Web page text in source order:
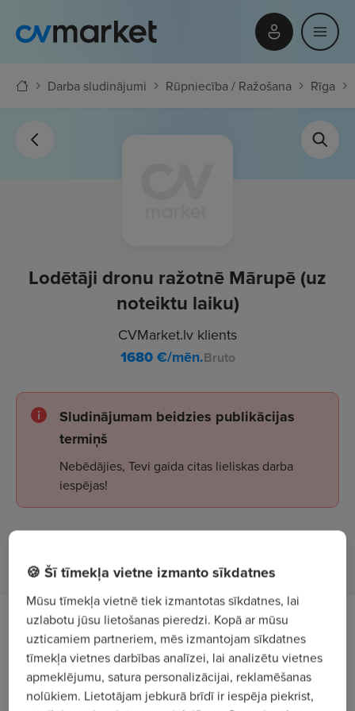
Darba sludinājumi Rūpniecība / Ražošana Rīga
Lodētāji dronu ražotnē Mārupē (uz
noteiktu laiku)
CVMarket.lv klients
1680€/mēn.Bruto
Sludinājumam beidzies publikācijas
termiņš
Nebēdājies, Tevi gaida citas lieliskas darba
iespējas!
Tev uzticēsim
veikt elektronisko sistēmu mezglu
izgatavošanu, montāžu, regulēšanu un testēšanu;
🍪 Šī tīmekļa vietne izmanto sīkdatnes
Mūsu tīmekļa vietnē tiek izmantotas sīkdatnes, lai
uzlabotu jūsu lietošanas pieredzi. Kopā ar mūsu
uzticamiem partneriem, mēs izmantojam sīkdatnes
tīmekļa vietnes darbības analīzei, lai analizētu vietnes
apmeklējumu, satura personalizācijai, reklamēšanas
nolūkiem. Lietotājam jebkurā brīdī ir iespēja piekrist,